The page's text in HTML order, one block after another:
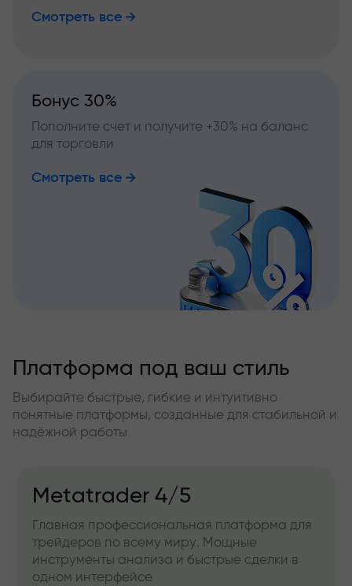
Смотреть все
Бонус 30%
Пополните счет и получите +30% на баланс
для торговли
Смотреть все
Платформа под ваш стиль
Выбирайте быстрые, гибкие и интуитивно
понятные платформы, созданные для стабильной и
надёжной работы
Metatrader 4/5
Главная профессиональная платформа для
трейдеров по всему миру. Мощные
инструменты анализа и быстрые сделки в
одном интерфейсе